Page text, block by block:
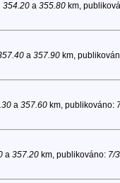
354.20a 355.80km,
a 357.90km,
a 357.60km, publikováno:
a 357.20km, publikováno: 7/